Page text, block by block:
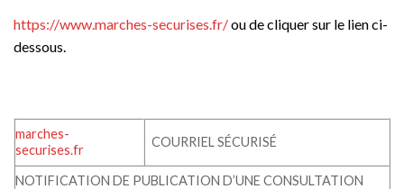
https://www.marches-securises.fr/ou de cliquer sur le lien ci-
dessous.
marches-
securises.fr
COURRIEL SÉCURISÉ
NOTIFICATION DE PUBLICATION D’UNE CONSULTATION